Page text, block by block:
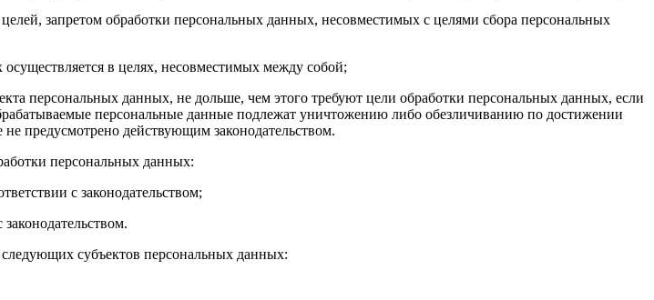
запретом обработки персональных данных, несовместимых с целями сбора персональных
в целях, несовместимых между собой;
персональных данных, не дольше, чем этого требуют цели обработки персональных данных, если
персональные данные подлежат уничтожению либо обезличиванию по достижении
предусмотрено действующим законодательством.
персональных данных:
с законодательством;
субъектов персональных данных: